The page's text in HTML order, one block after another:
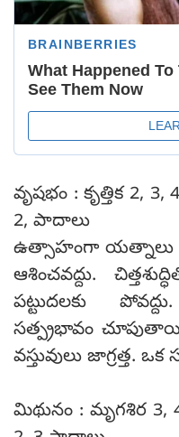
వృషభం : కృత్తిక 2,
2, పాదాలు
ఉత్సాహంగా యత్నాలు
ఆశించవద్దు.
పట్టుదలకు
సత్ప్రభావం
వస్తువులు జాగ్రత్త.
మిథునం : మృగశిర 3,